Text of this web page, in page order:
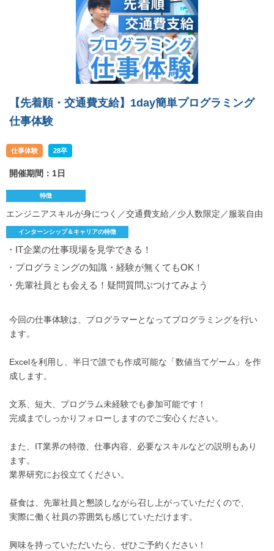
【先着順・交通費支給】1day簡単プログラミング
仕事体験
仕事体験 28卒
開催期間：1日
特徴
エンジニアスキルが身につく／交通費支給／少人数限定／服装自由
インターンシップ＆キャリアの特徴
・IT企業の仕事現場を見学できる！
・プログラミングの知識・経験が無くてもOK！
・先輩社員とも会える！疑問質問ぶつけてみよう
今回の仕事体験は、プログラマーとなってプログラミングを行い
ます。
Excelを利用し、半日で誰でも作成可能な「数値当てゲーム」を作
成します。
文系、短大、プログラム未経験でも参加可能です！
完成までしっかりフォローしますのでご安心ください。
また、IT業界の特徴、仕事内容、必要なスキルなどの説明もあり
ます。
業界研究にお役立てください。
昼食は、先輩社員と懇談しながら召し上がっていただくので、
実際に働く社員の雰囲気も感じていただけます。
興味を持っていただいたら、ぜひご予約ください！